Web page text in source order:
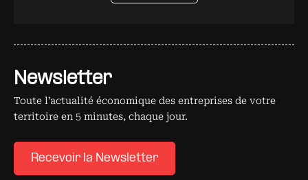
Newsletter
Toute l’actualité économique des entreprises de votre
territoire en 5 minutes, chaque jour.
Recevoir la Newsletter